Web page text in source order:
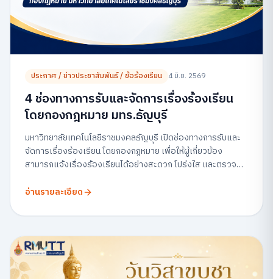
ประกาศ / ข่าวประชาสัมพันธ์ / ข้อร้องเรียน 4 มิ.ย. 2569
4 ช่องทางการรับและจัดการเรื่องร้องเรียน
โดยกองกฎหมาย มทร.ธัญบุรี
มหาวิทยาลัยเทคโนโลยีราชมงคลธัญบุรี เปิดช่องทางการรับและ
จัดการเรื่องร้องเรียน โดยกองกฎหมาย เพื่อให้ผู้เกี่ยวข้อง
สามารถแจ้งเรื่องร้องเรียนได้อย่างสะดวก โปร่งใส และตรวจ
อ่านรายละเอียด